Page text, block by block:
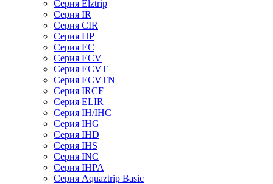
Серия Elztrip
Серия IR
Серия CIR
Серия HP
Серия EC
Серия ECV
Серия ECVT
Серия ECVTN
Серия IRCF
Серия ELIR
Серия IH/IHC
Серия IHG
Серия IHD
Серия IHS
Серия INC
Серия IHPA
Серия Aquaztrip Basic